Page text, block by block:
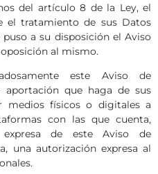
del artículo 8 de la Ley, el
el tratamiento de sus Datos
a su disposición el Aviso
al mismo.
este Aviso de
que haga de sus
medios físicos o digitales a
con las que cuenta,
de este Aviso de
una autorización expresa al